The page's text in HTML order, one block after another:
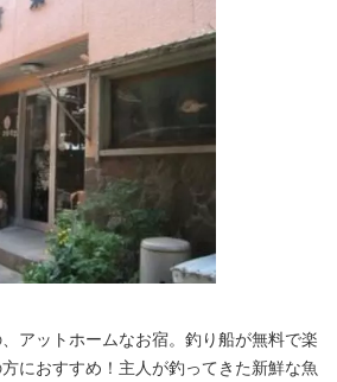
アットホームなお宿。釣り船が無料で楽
におすすめ！主人が釣ってきた新鮮な魚